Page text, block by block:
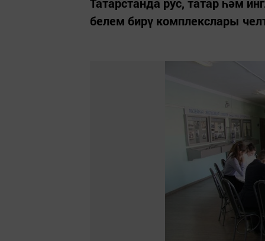
белем бирү комплекслары